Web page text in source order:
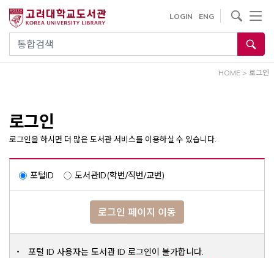
건
통합검색
LOGIN ENG
사이트내 검색
HOME > 로그인
로그인
로그인을 하시면 더 많은 도서관 서비스를 이용하실 수 있습니다.
포털ID 도서관ID(학번/직번/교번)
로그인 페이지 이동
포털 ID 사용자는 도서관 ID 로그인이 불가합니다.